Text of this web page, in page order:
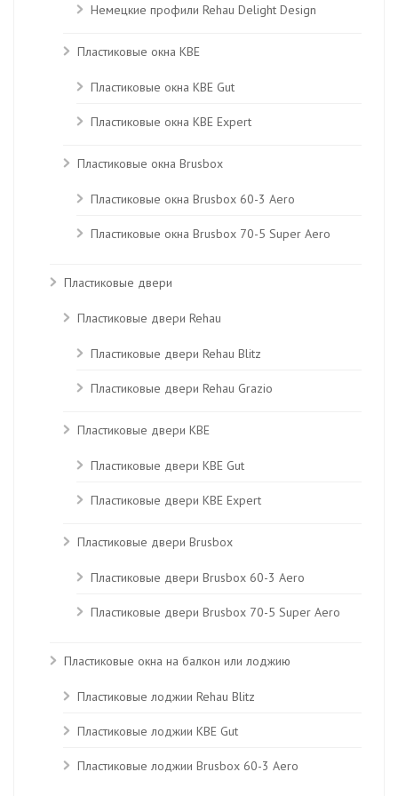
Немецкие профили Rehau Delight Design
Пластиковые окна KBE
Пластиковые окна КВЕ Gut
Пластиковые окна КВЕ Expert
Пластиковые окна Brusbox
Пластиковые окна Brusbox 60-3 Aero
Пластиковые окна Brusbox 70-5 Super Aero
Пластиковые двери
Пластиковые двери Rehau
Пластиковые двери Rehau Blitz
Пластиковые двери Rehau Grazio
Пластиковые двери KBE
Пластиковые двери КВЕ Gut
Пластиковые двери КВЕ Expert
Пластиковые двери Brusbox
Пластиковые двери Brusbox 60-3 Aero
Пластиковые двери Brusbox 70-5 Super Aero
Пластиковые окна на балкон или лоджию
Пластиковые лоджии Rehau Blitz
Пластиковые лоджии КВЕ Gut
Пластиковые лоджии Brusbox 60-3 Aero